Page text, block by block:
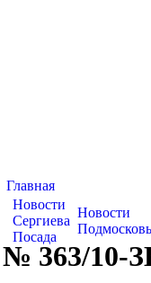
Главная
Новости
Сергиева
Посада
Новости
№ 363/10-